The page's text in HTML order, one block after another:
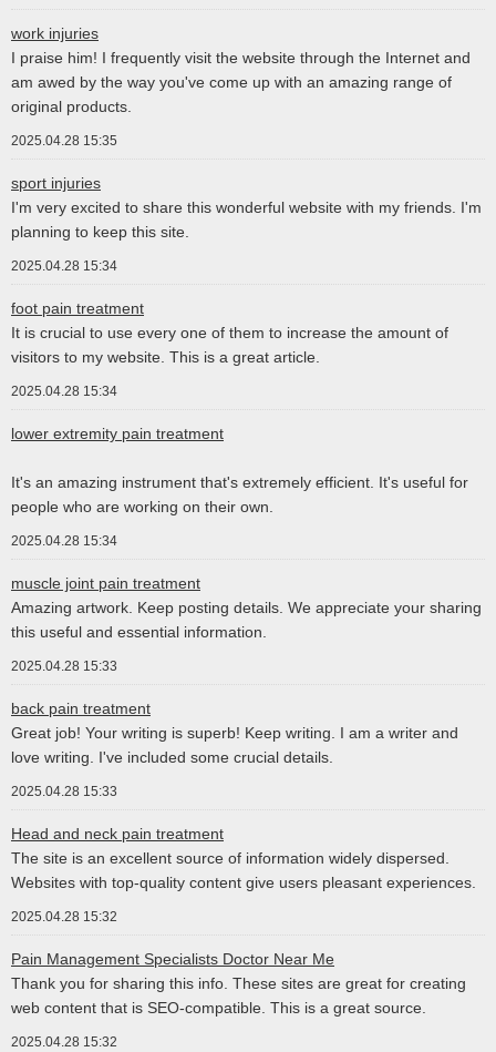
work injuries
I praise him! I frequently visit the website through the Internet and
am awed by the way you've come up with an amazing range of
original products.
2025.04.28 15:35
sport injuries
I'm very excited to share this wonderful website with my friends. I'm
planning to keep this site.
2025.04.28 15:34
foot pain treatment
It is crucial to use every one of them to increase the amount of
visitors to my website. This is a great article.
2025.04.28 15:34
lower extremity pain treatment
It's an amazing instrument that's extremely efficient. It's useful for
people who are working on their own.
2025.04.28 15:34
muscle joint pain treatment
Amazing artwork. Keep posting details. We appreciate your sharing
this useful and essential information.
2025.04.28 15:33
back pain treatment
Great job! Your writing is superb! Keep writing. I am a writer and
love writing. I've included some crucial details.
2025.04.28 15:33
Head and neck pain treatment
The site is an excellent source of information widely dispersed.
Websites with top-quality content give users pleasant experiences.
2025.04.28 15:32
Pain Management Specialists Doctor Near Me
Thank you for sharing this info. These sites are great for creating
web content that is SEO-compatible. This is a great source.
2025.04.28 15:32